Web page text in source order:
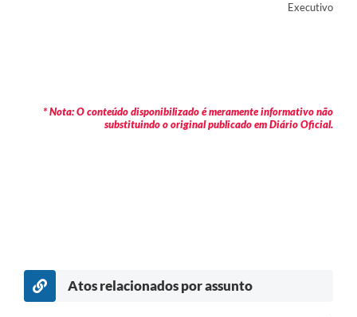
Executivo
* Nota: O conteúdo disponibilizado é meramente informativo não
substituindo o original publicado em Diário Oficial.
Atos relacionados por assunto